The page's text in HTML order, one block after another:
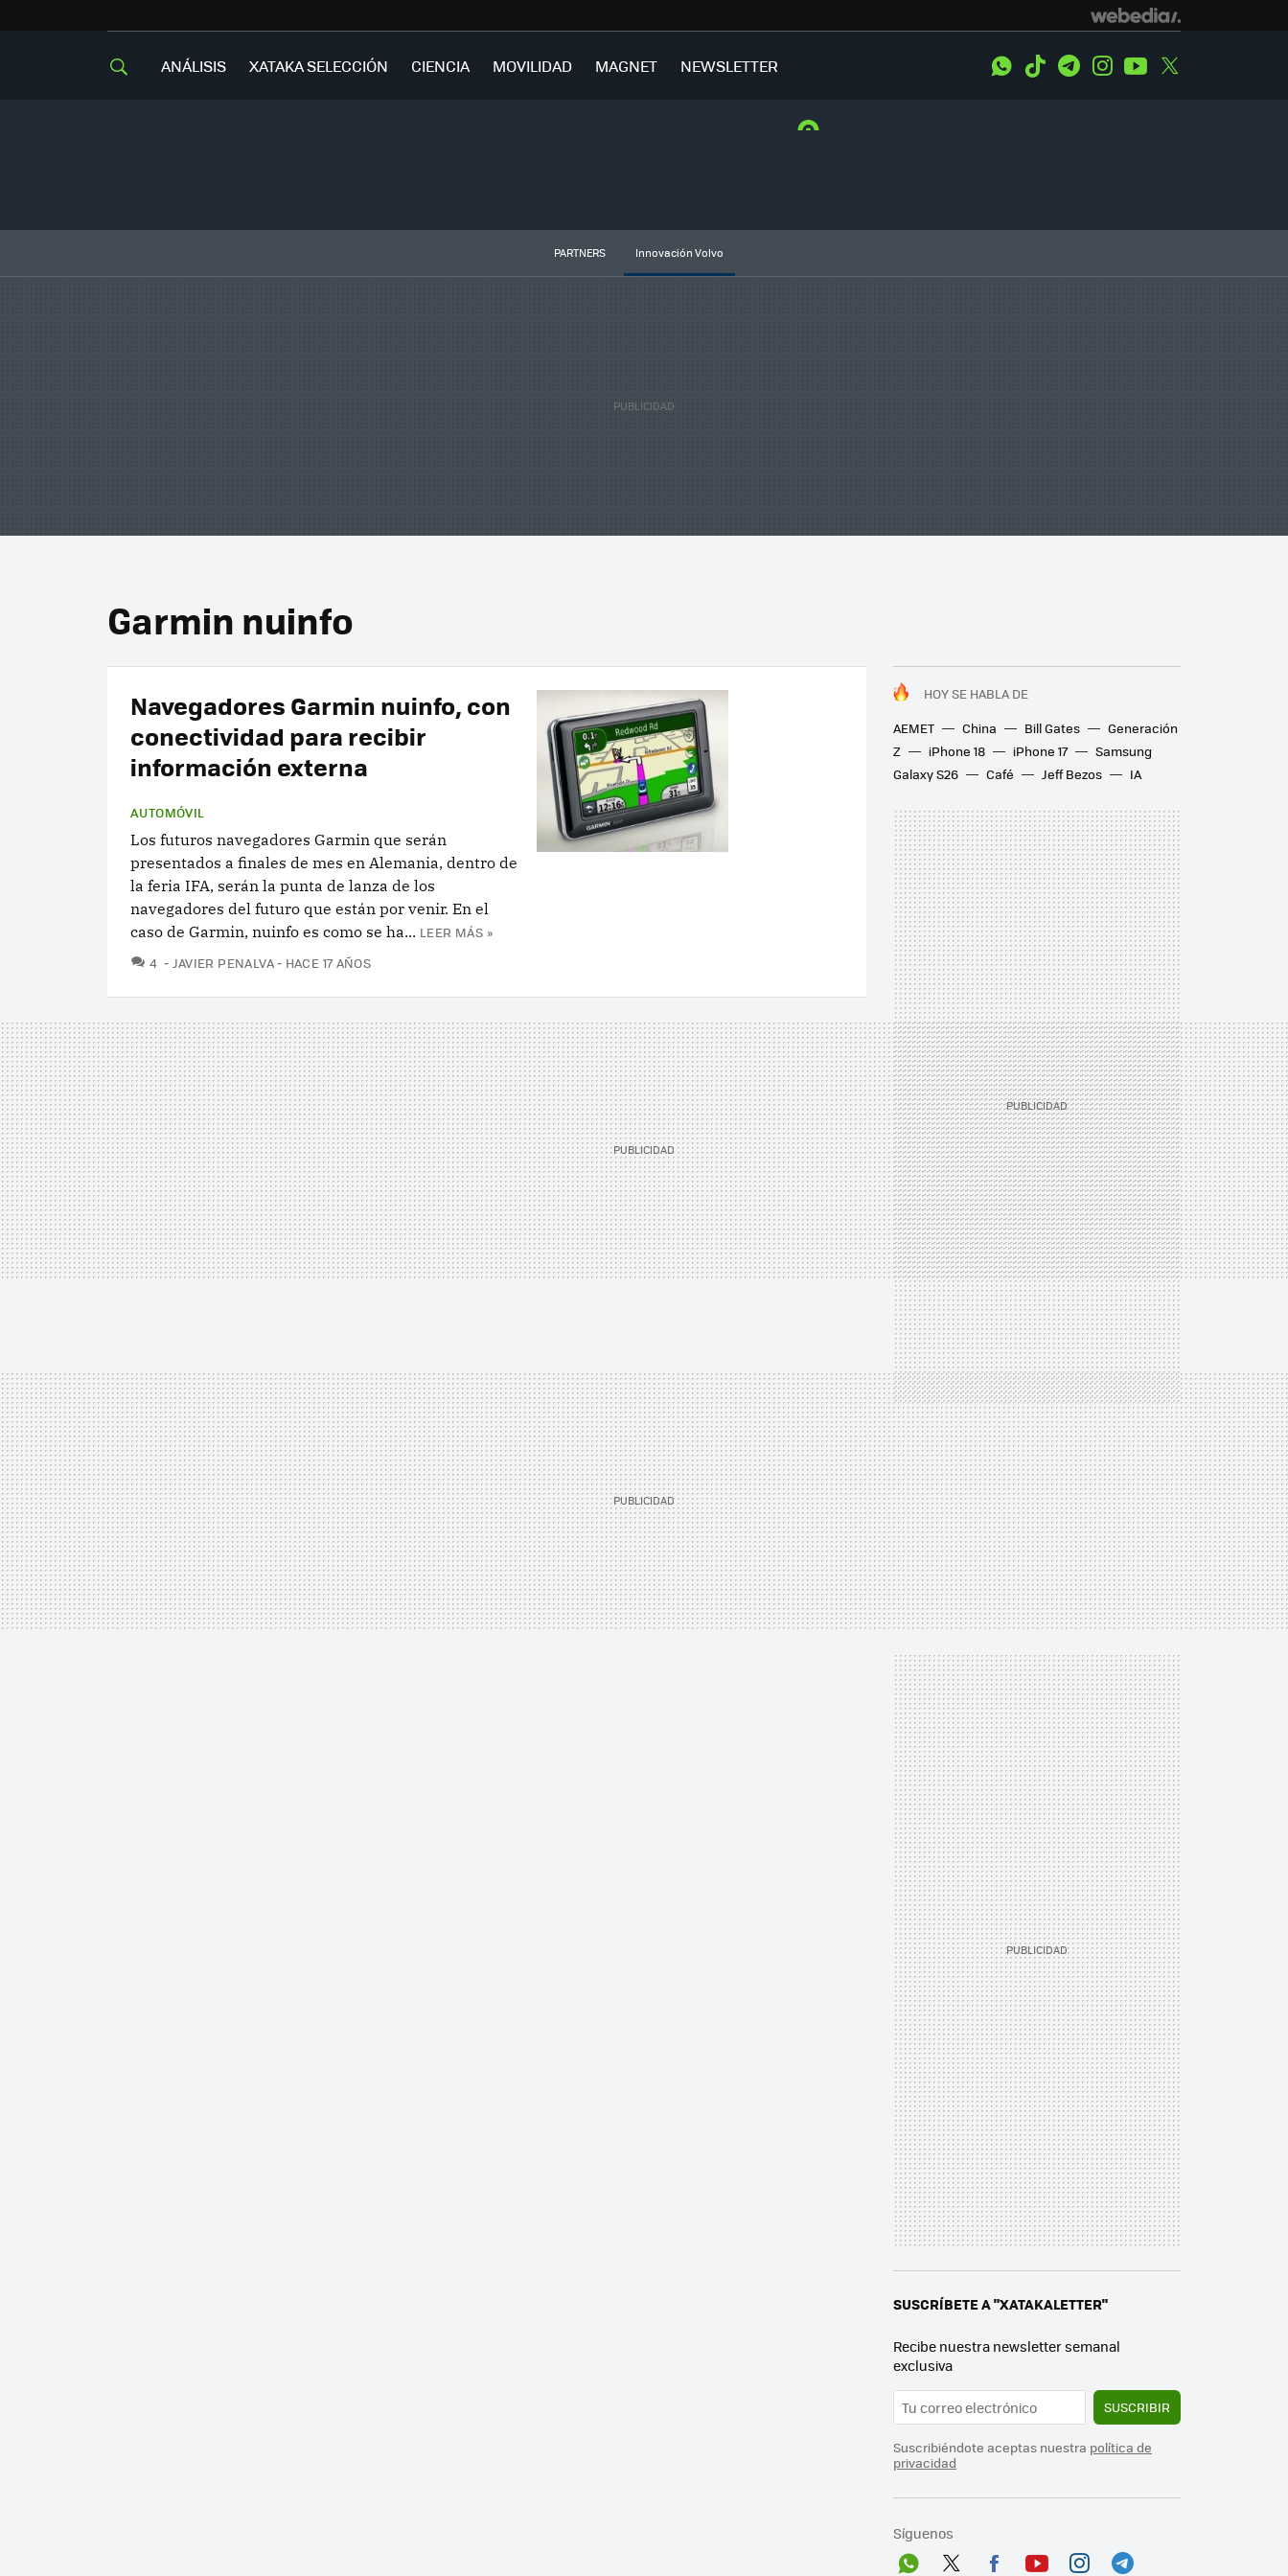
ANÁLISIS XATAKA SELECCIÓN CIENCIA MOVILIDAD MAGNET NEWSLETTER WhatsApp
Tiktok TelegramInstagramYoutube
PARTNERS Innovación Volvo
Garmin nuinfo
HOY SE HABLA DE
AEMET
China Bill Gates
Generación
Z
iPhone 18 iPhone 17
Samsung
Galaxy S26
Café Jeff Bezos IA
Navegadores Garmin nuinfo, con
conectividad para recibir
información externa
AUTOMÓVIL
Los futuros navegadores Garmin que serán
presentados a finales de mes en Alemania, dentro de
la feria IFA, serán la punta de lanza de los
navegadores del futuro que están por venir. En el
caso de Garmin, nuinfo es como se ha... LEER MÁS »
4 COMENTARIOS
JAVIER PENALVA HACE 17 AÑOS
SUSCRÍBETE A "XATAKALETTER"
Recibe nuestra newsletter semanal
exclusiva
SUSCRIBIR
Suscribiéndote aceptas nuestra política de
privacidad
Síguenos